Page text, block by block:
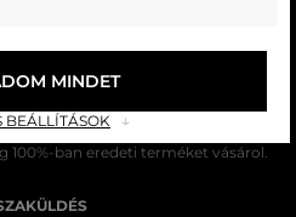
múlttal rendelkezik
100%-ban eredeti terméket vásárol.
BEÁLLÍTÁSOK
MINDET